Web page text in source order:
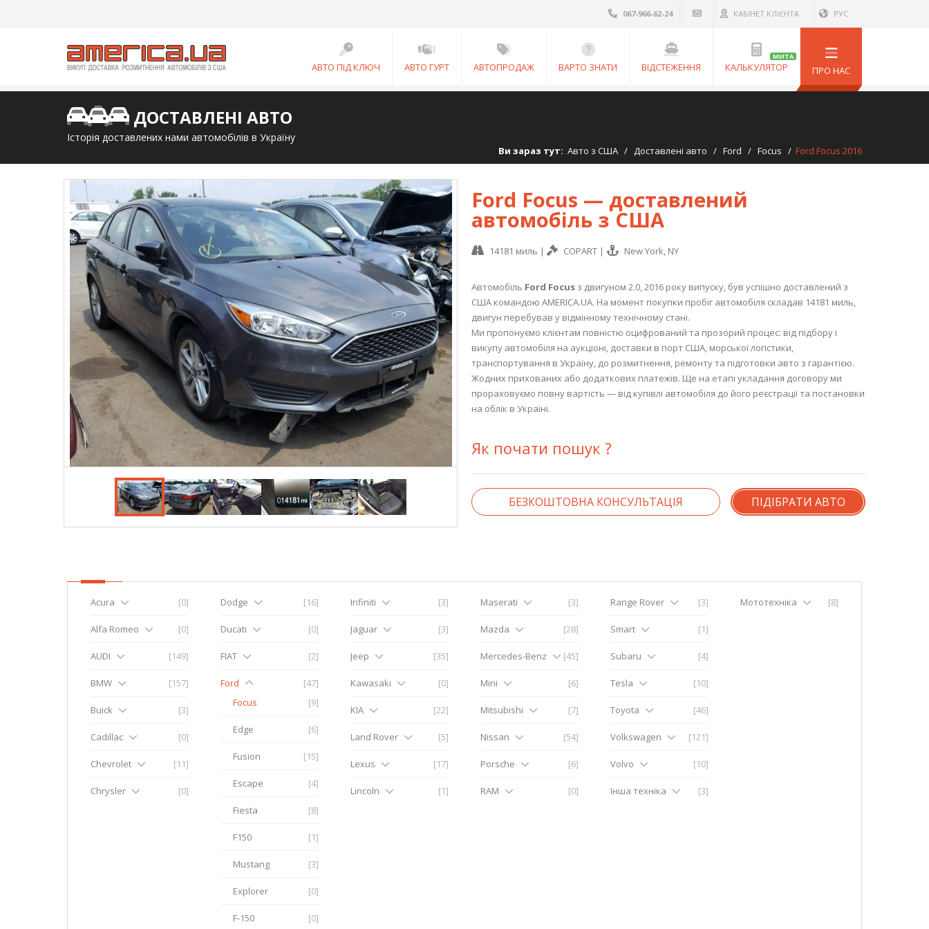
067-966-62-24 КАБІНЕТ КЛІЄНТА РУС
АВТО ПІД КЛЮЧ АВТО ГУРТ АВТОПРОДАЖ ВАРТО ЗНАТИ ВІДСТЕЖЕННЯ КАЛЬКУЛЯТОР
МИТА
ПРО НАС
ДОСТАВЛЕНІ АВТО
Історія доставлених нами автомобілів в Україну
Ви зараз тут: Авто з США / Доставлені авто / Ford / Focus / Ford Focus 2016
Ford Focus — доставлений
автомобіль з США
14181 миль | COPART | New York, NY
Автомобіль Ford Focus з двигуном 2.0, 2016 року випуску, був успішно доставлений з
США командою AMERICA.UA. На момент покупки пробіг автомобіля складав 14181 миль,
двигун перебував у відмінному технічному стані.
Ми пропонуємо клієнтам повністю оцифрований та прозорий процес: від підбору і
викупу автомобіля на аукціоні, доставки в порт США, морської логістики,
транспортування в Україну, до розмитнення, ремонту та підготовки авто з гарантією.
Жодних прихованих або додаткових платежів. Ще на етапі укладання договору ми
прораховуємо повну вартість — від купівлі автомобіля до його реєстрації та постановки
на облік в Україні.
Як почати пошук ?
БЕЗКОШТОВНА КОНСУЛЬТАЦІЯ ПІДІБРАТИ АВТО
Acura [0]
Alfa Romeo [0]
AUDI [149]
BMW [157]
Buick [3]
Cadillac [0]
Chevrolet [11]
Chrysler [0]
Dodge [16]
Ducati [0]
FIAT [2]
Ford
[47]
Focus
[9]
Edge [6]
Fusion [15]
Escape [4]
Fiesta [8]
F150 [1]
Mustang [3]
Explorer [0]
F-150 [0]
Infiniti [3]
Jaguar [3]
Jeep [35]
Kawasaki [0]
KIA [22]
Land Rover [5]
Lexus [17]
Lincoln [1]
Maserati [3]
Mazda [28]
Mercedes-Benz [45]
Mini [6]
Mitsubishi [7]
Nissan [54]
Porsche [6]
RAM [0]
Range Rover [3]
Smart [1]
Subaru [4]
Tesla [10]
Toyota [46]
Volkswagen [121]
Volvo [10]
Інша техніка [3]
Мототехніка [8]